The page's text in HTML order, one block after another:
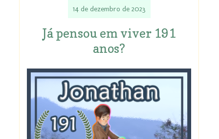
14 de dezembro de 2023
Já pensou em viver 191
anos?